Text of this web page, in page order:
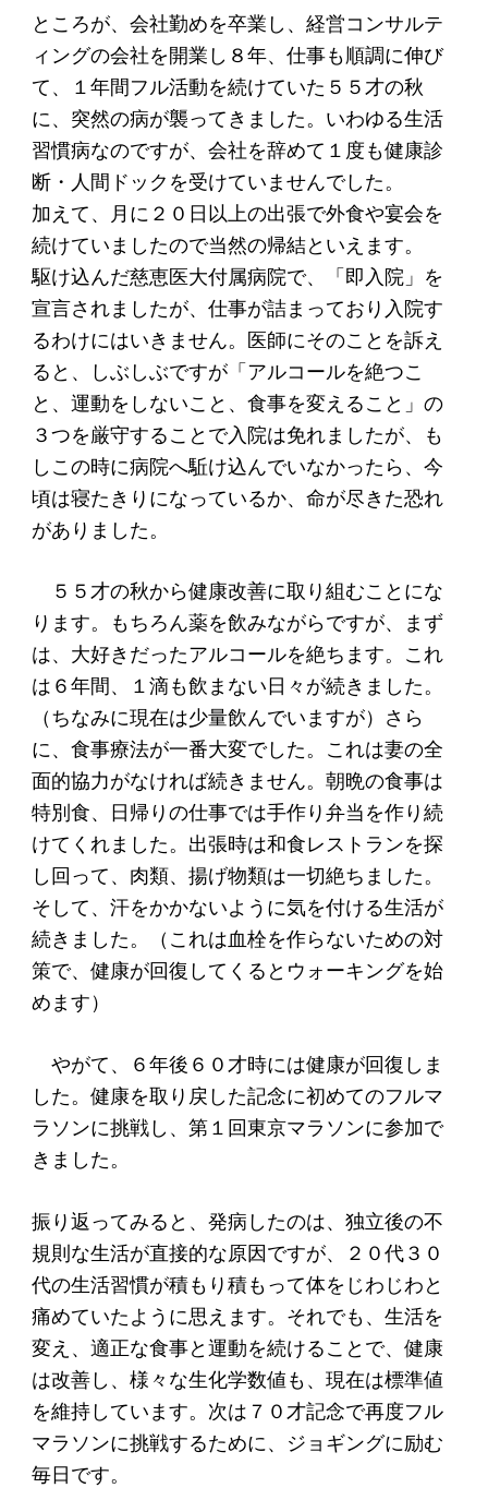
アクセス
給付型奨学金
事業方針
募集要項
給付型奨学金とは
ソーシャルビジネス支援
事業方針
募集要項
ソーシャルビジネスとは
丸和育志会の考える
ソーシャルビジネス
ソーシャルビジネス研究会
研究会のねらい
研究会一覧
ELPASO会
ELPASO会とは
入会案内
会員限定ページ
寄付のお願い
お手続き
寄付支援者
ニュース・コラム
ニュース
コラム
ところが、会社勤めを卒業し、経営コンサルテ
ィングの会社を開業し８年、仕事も順調に伸び
て、１年間フル活動を続けていた５５才の秋
に、突然の病が襲ってきました。いわゆる生活
習慣病なのですが、会社を辞めて１度も健康診
断・人間ドックを受けていませんでした。
加えて、月に２０日以上の出張で外食や宴会を
続けていましたので当然の帰結といえます。
駆け込んだ慈恵医大付属病院で、「即入院」を
宣言されましたが、仕事が詰まっており入院す
るわけにはいきません。医師にそのことを訴え
ると、しぶしぶですが「アルコールを絶つこ
と、運動をしないこと、食事を変えること」の
３つを厳守することで入院は免れましたが、も
しこの時に病院へ駈け込んでいなかったら、今
頃は寝たきりになっているか、命が尽きた恐れ
がありました。
５５才の秋から健康改善に取り組むことにな
ります。もちろん薬を飲みながらですが、まず
は、大好きだったアルコールを絶ちます。これ
は６年間、１滴も飲まない日々が続きました。
（ちなみに現在は少量飲んでいますが）さら
に、食事療法が一番大変でした。これは妻の全
面的協力がなければ続きません。朝晩の食事は
特別食、日帰りの仕事では手作り弁当を作り続
けてくれました。出張時は和食レストランを探
し回って、肉類、揚げ物類は一切絶ちました。
そして、汗をかかないように気を付ける生活が
続きました。（これは血栓を作らないための対
策で、健康が回復してくるとウォーキングを始
めます）
やがて、６年後６０才時には健康が回復しま
した。健康を取り戻した記念に初めてのフルマ
ラソンに挑戦し、第１回東京マラソンに参加で
きました。
振り返ってみると、発病したのは、独立後の不
規則な生活が直接的な原因ですが、２０代３０
代の生活習慣が積もり積もって体をじわじわと
痛めていたように思えます。それでも、生活を
変え、適正な食事と運動を続けることで、健康
は改善し、様々な生化学数値も、現在は標準値
を維持しています。次は７０才記念で再度フル
マラソンに挑戦するために、ジョギングに励む
毎日です。